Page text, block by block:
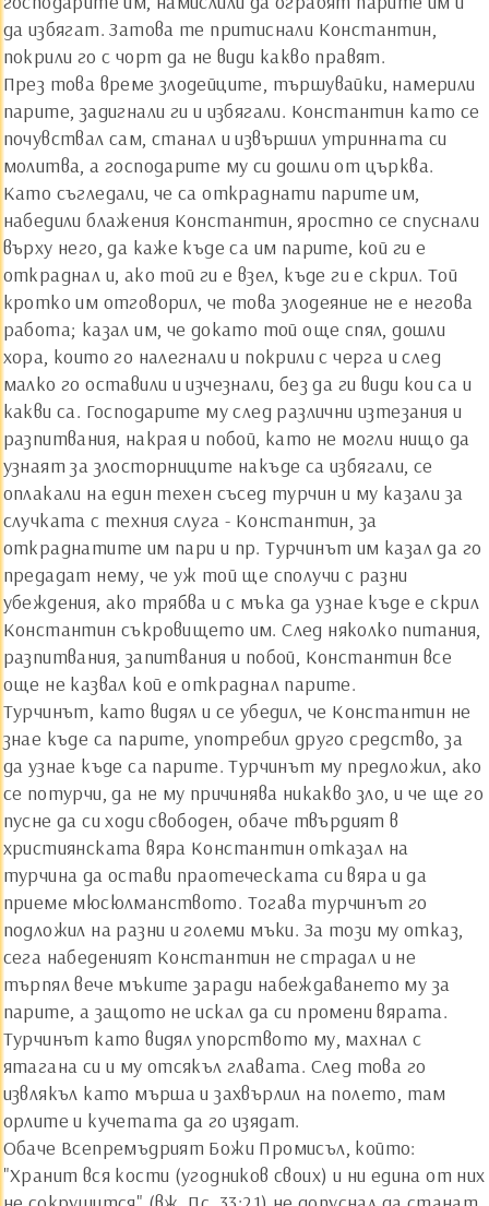
да избягат. Затова те притиснали Константин,
покрили го с чорт да не види какво правят.
През това време злодейците, тършувайки, намерили
парите, задигнали ги и избягали. Константин като се
почувствал сам, станал и извършил утринната си
молитва, а господарите му си дошли от църква.
Като съгледали, че са откраднати парите им,
набедили блажения Константин, яростно се спуснали
върху него, да каже къде са им парите, кой ги е
откраднал и, ако той ги е взел, къде ги е скрил. Той
кротко им отговорил, че това злодеяние не е негова
работа; казал им, че докато той още спял, дошли
хора, които го налегнали и покрили с черга и след
малко го оставили и изчезнали, без да ги види кои са и
какви са. Господарите му след различни изтезания и
разпитвания, накрая и побой, като не могли нищо да
узнаят за злосторниците накъде са избягали, се
оплакали на един техен съсед турчин и му казали за
случката с техния слуга - Константин, за
откраднатите им пари и пр. Турчинът им казал да го
предадат нему, че уж той ще сполучи с разни
убеждения, ако трябва и с мъка да узнае къде е скрил
Константин съкровището им. След няколко питания,
разпитвания, запитвания и побой, Константин все
още не казвал кой е откраднал парите.
Турчинът, като видял и се убедил, че Константин не
знае къде са парите, употребил друго средство, за
да узнае къде са парите. Турчинът му предложил, ако
се потурчи, да не му причинява никакво зло, и че ще го
пусне да си ходи свободен, обаче твърдият в
християнската вяра Константин отказал на
турчина да остави праотеческата си вяра и да
приеме мюсюлманството. Тогава турчинът го
подложил на разни и големи мъки. За този му отказ,
сега набеденият Константин не страдал и не
търпял вече мъките заради набеждаването му за
парите, а защото не искал да си промени вярата.
Турчинът като видял упорството му, махнал с
ятагана си и му отсякъл главата. След това го
извлякъл като мърша и захвърлил на полето, там
орлите и кучетата да го изядат.
Обаче Всепремъдрият Божи Промисъл, който:
"Хранит вся кости (угодников своих) и ни едина от них